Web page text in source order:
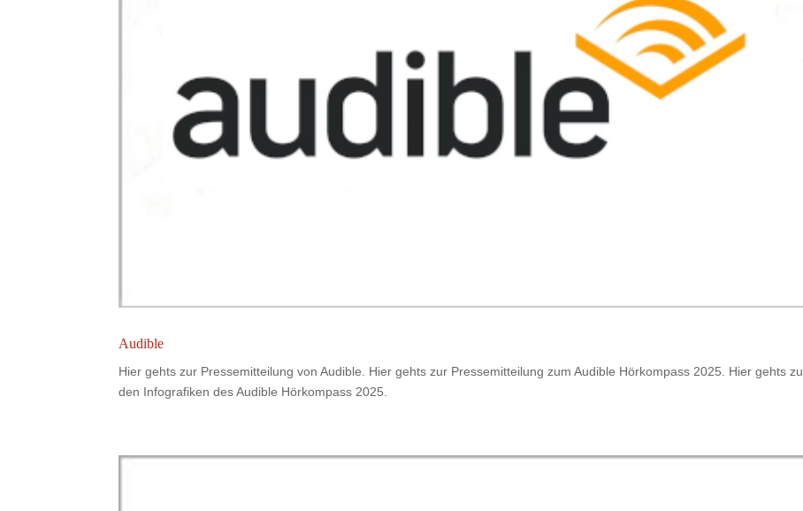
Audible
Hier gehts zur Pressemitteilung von Audible. Hier gehts zur Pressemitteilung zum Audible Hörkompass 2025. Hier gehts zu
den Infografiken des Audible Hörkompass 2025.